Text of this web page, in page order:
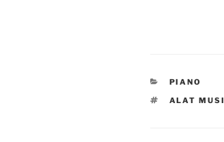
PIANO
TAGS
ALAT